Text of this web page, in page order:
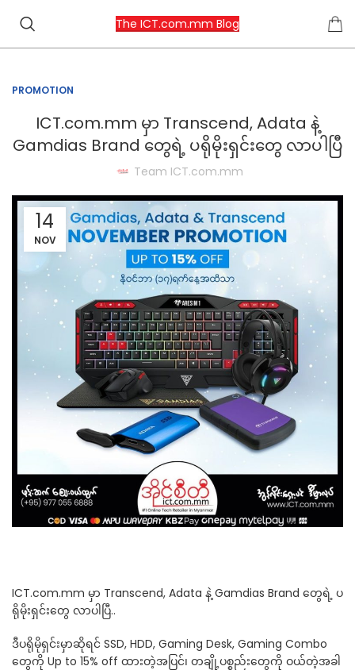
The ICT.com.mm Blog
PROMOTION
ICT.com.mm မှာ Transcend, Adata နဲ့
Gamdias Brand တွေရဲ့ ပရိုမိုးရှင်းတွေ လာပါပြီ
Team ICT.com.mm
14
NOV
ICT.com.mm မှာ Transcend, Adata နဲ့ Gamdias Brand တွေရဲ့ ပ
ရိုမိုးရှင်းတွေ လာပါပြီ..
ဒီပရိုမိုရှင်းမှာဆိုရင် SSD, HDD, Gaming Desk, Gaming Combo
တွေကို Up to 15% off ထားတဲ့အပြင်၊ တချို့ပစ္စည်းတွေကို ဝယ်တဲ့အခါ